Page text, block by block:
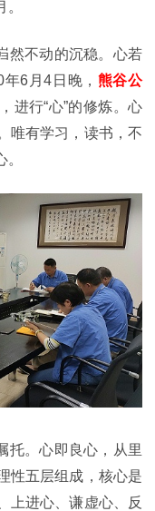
然不动的沉稳。心若
6月4日晚， 熊谷公
进行“心”的修炼。心
唯有学习，读书，不
。
托。心即良心，从里
性五层组成，核心是
上进心、谦虚心、反